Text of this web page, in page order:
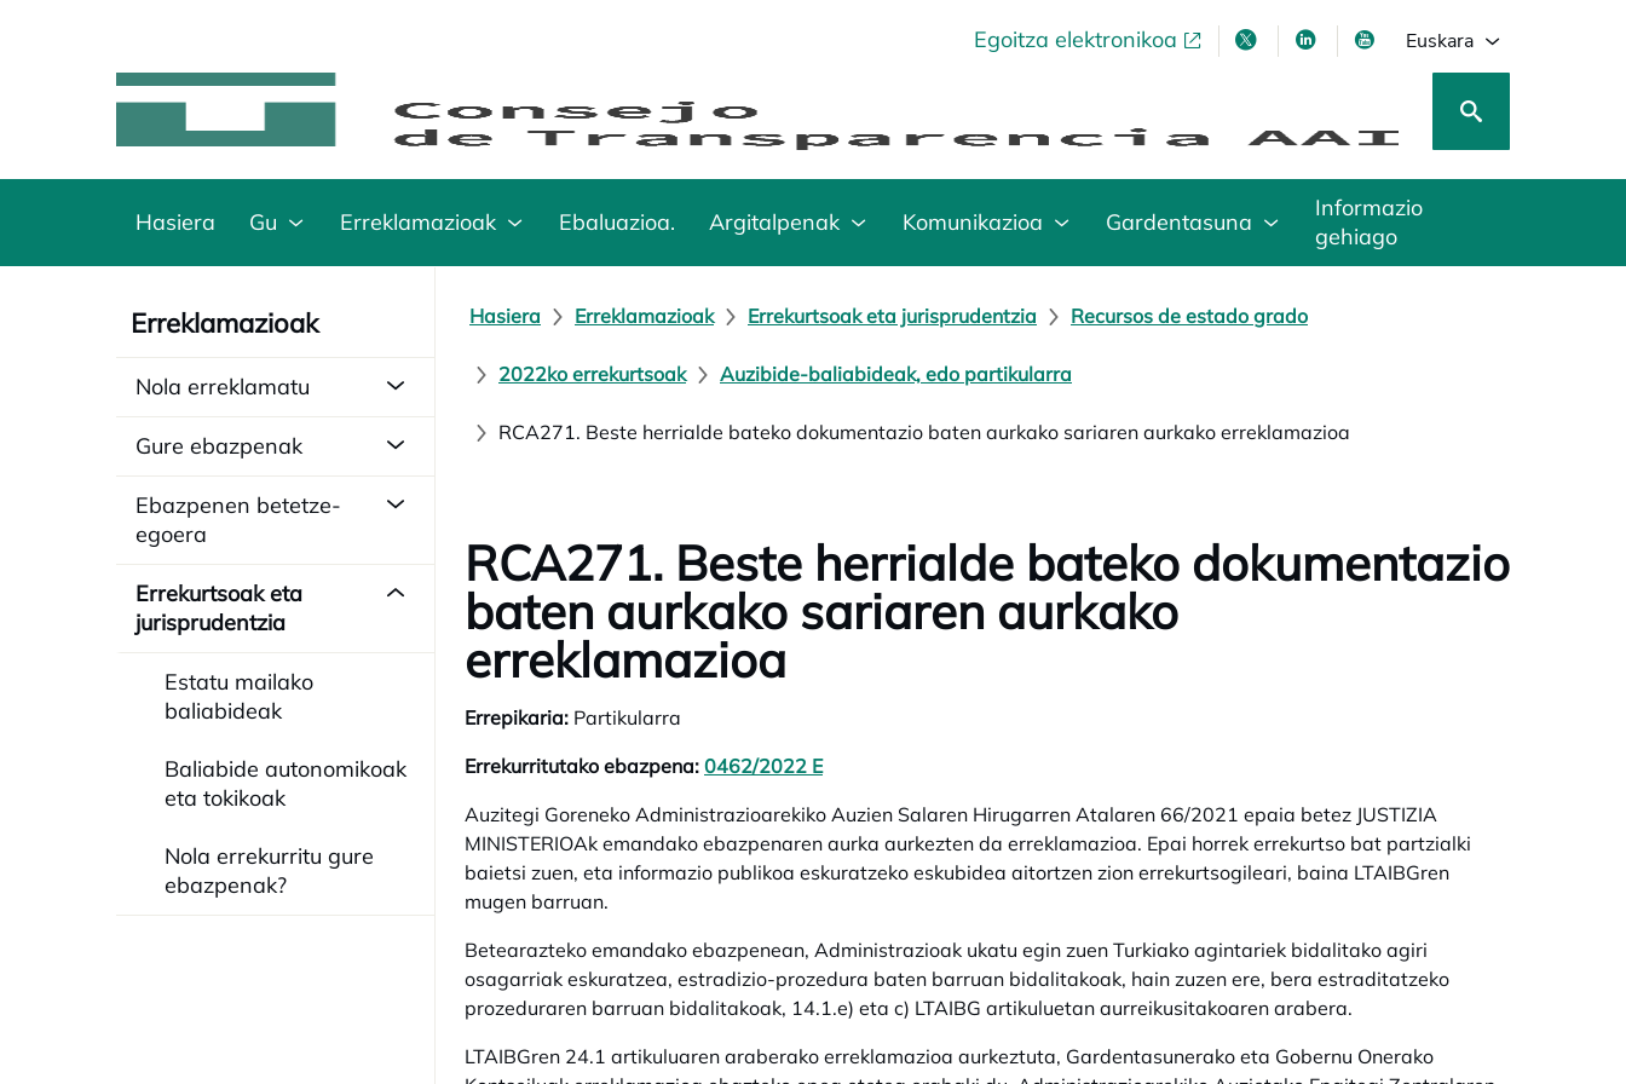
Egoitza elektronikoaopens in a new tabopens in a new tab
opens in a new tab
opens in a new tab
Euskara
Hasiera Gu Erreklamazioak Ebaluazioa. Argitalpenak Komunikazioa Gardentasuna
Informazio
gehiago
Erreklamazioak
Nola erreklamatu
Gure ebazpenak
Ebazpenen betetze-
egoera
Errekurtsoak eta
jurisprudentzia
Estatu mailako
baliabideak
Baliabide autonomikoak
eta tokikoak
Nola errekurritu gure
ebazpenak?
Hasiera Erreklamazioak Errekurtsoak eta jurisprudentzia Recursos de estado grado
2022ko errekurtsoak Auzibide-baliabideak, edo partikularra
RCA271. Beste herrialde bateko dokumentazio baten aurkako sariaren aurkako erreklamazioa
RCA271. Beste herrialde bateko dokumentazio
baten aurkako sariaren aurkako
erreklamazioa
Errepikaria: Partikularra
Errekurritutako ebazpena: 0462/2022 Eopens in a new tab
Auzitegi Goreneko Administrazioarekiko Auzien Salaren Hirugarren Atalaren 66/2021 epaia betez JUSTIZIA
MINISTERIOAk emandako ebazpenaren aurka aurkezten da erreklamazioa. Epai horrek errekurtso bat partzialki
baietsi zuen, eta informazio publikoa eskuratzeko eskubidea aitortzen zion errekurtsogileari, baina LTAIBGren
mugen barruan.
Betearazteko emandako ebazpenean, Administrazioak ukatu egin zuen Turkiako agintariek bidalitako agiri
osagarriak eskuratzea, estradizio-prozedura baten barruan bidalitakoak, hain zuzen ere, bera estraditatzeko
prozeduraren barruan bidalitakoak, 14.1.e) eta c) LTAIBG artikuluetan aurreikusitakoaren arabera.
LTAIBGren 24.1 artikuluaren araberako erreklamazioa aurkeztuta, Gardentasunerako eta Gobernu Onerako